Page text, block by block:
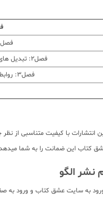
فصل1: دایره
فصل2: تبدیل های هندسی و کاربردها
فصل3: روابط طولی در مثلث
با کیفیت متناسبی از
کتاب این ضمانت را به شما
به سایت عشق کتاب و ورود به